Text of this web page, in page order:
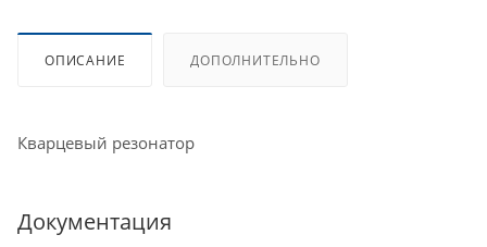
ОПИСАНИЕ ДОПОЛНИТЕЛЬНО
Кварцевый резонатор
Документация